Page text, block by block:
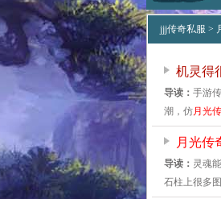
红野猪这 |
jjj传奇私服 >
机灵得
导读： 手游
潮，仿月光
月光传
导读： 灵魂
石柱上很多